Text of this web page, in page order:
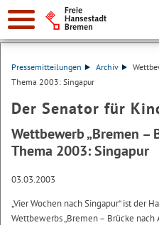
Suche:
Pressemitteilungen Archiv
Thema 2003: Singapur
Der Senator für
Wettbewerb „Bremen –
Thema 2003: Singapur
03.03.2003
„Vier Wochen nach Singapur“ ist der
Wettbewerbs „Bremen – Brücke nach